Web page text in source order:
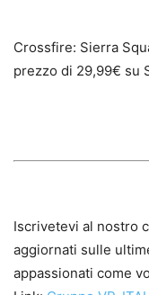
Crossfire: Sierra
prezzo di 29,99€ su
Iscrivetevi al nostro
aggiornati sulle
appassionati come